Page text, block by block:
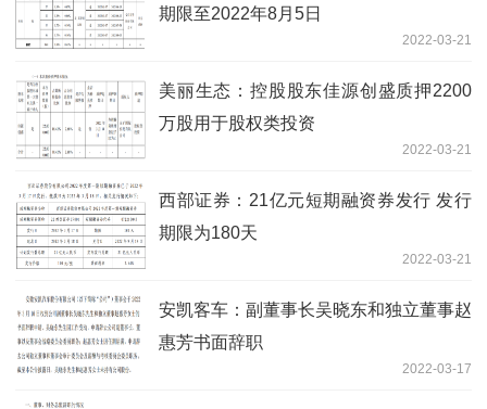
期限至2022年8月5日
2022-03-21
美丽生态：控股股东佳源创盛质押2200
万股用于股权类投资
2022-03-21
西部证券：21亿元短期融资券发行 发行
期限为180天
2022-03-21
安凯客车：副董事长吴晓东和独立董事赵
惠芳书面辞职
2022-03-17